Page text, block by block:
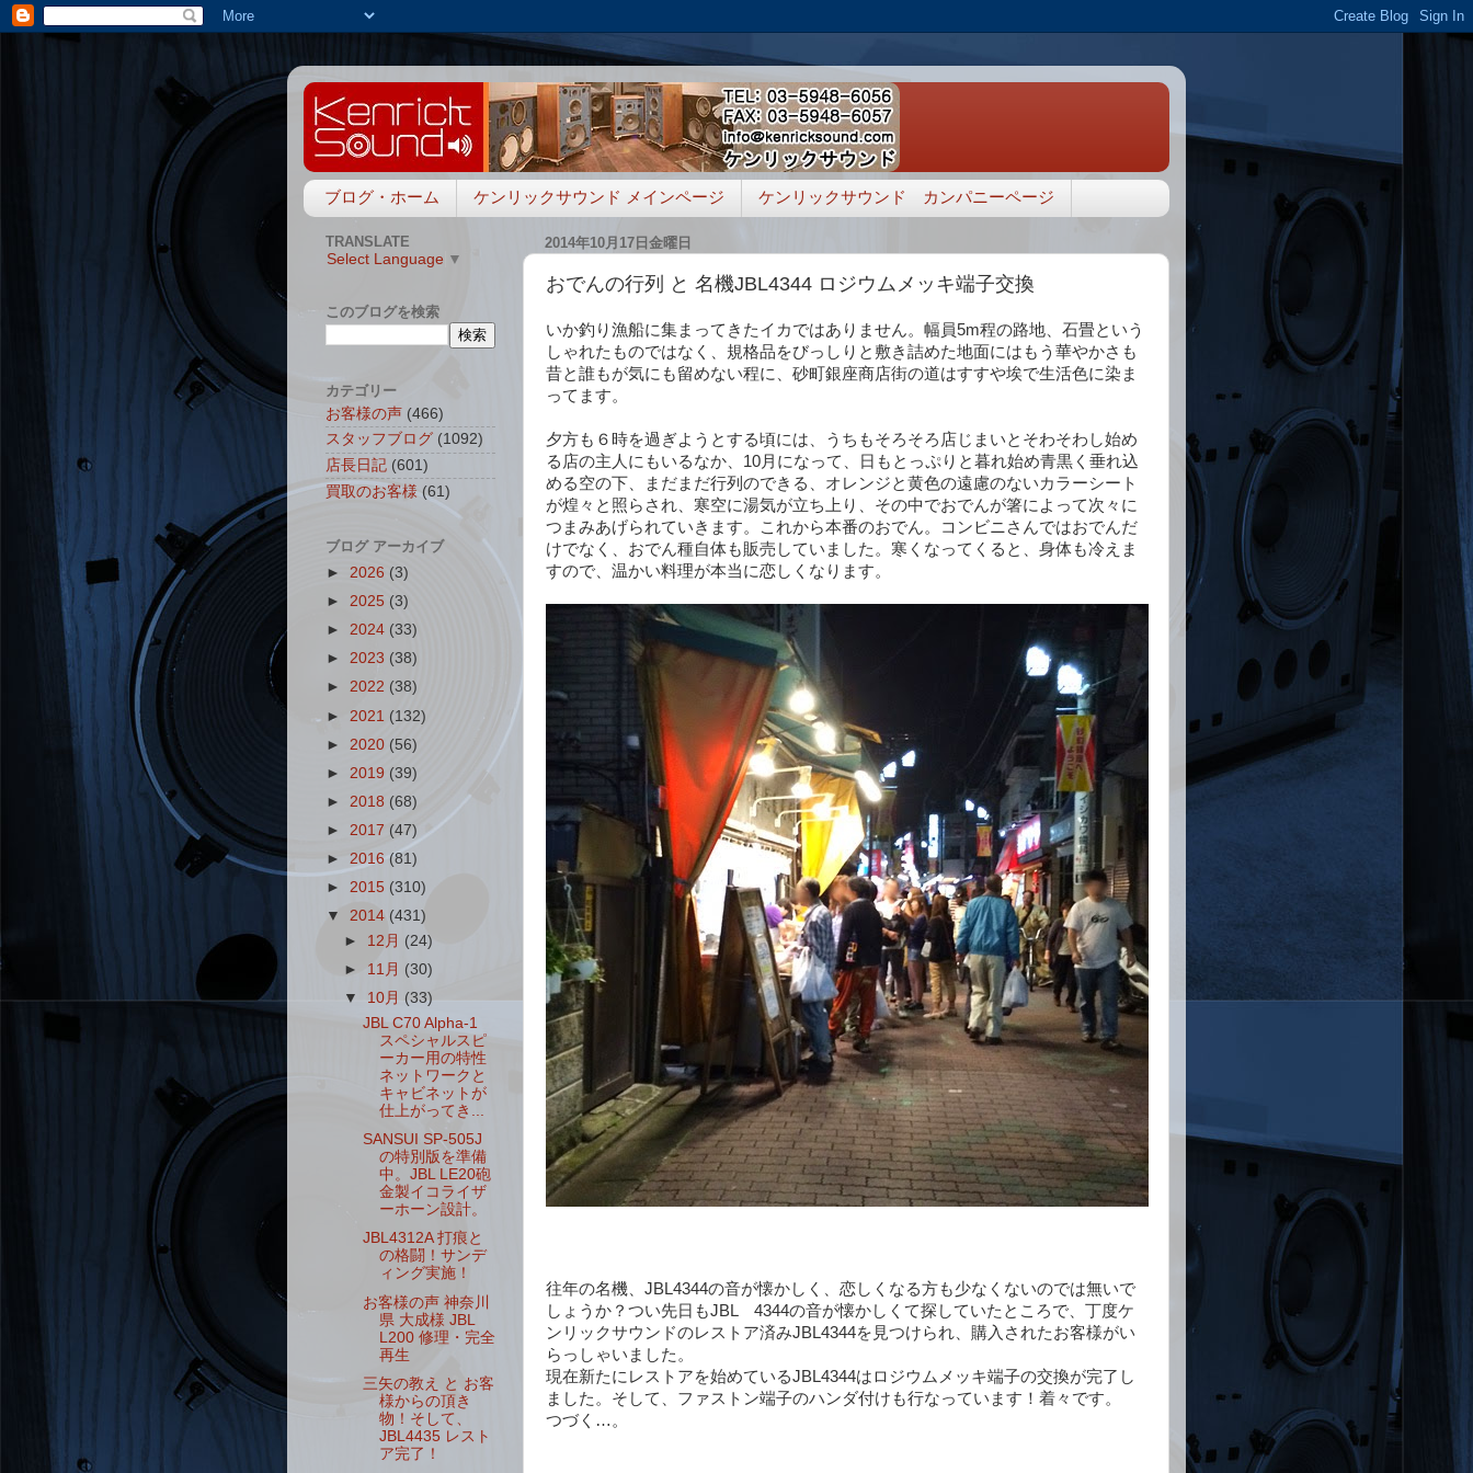
ブログ・ホーム ケンリックサウンド メインページ ケンリックサウンド カンパニーページ
2014年10月17日金曜日
おでんの行列 と 名機JBL4344 ロジウムメッキ端子交換
いか釣り漁船に集まってきたイカではありません。幅員5m程の路地、石畳という
しゃれたものではなく、規格品をびっしりと敷き詰めた地面にはもう華やかさも
昔と誰もが気にも留めない程に、砂町銀座商店街の道はすすや埃で生活色に染ま
ってます。
夕方も６時を過ぎようとする頃には、うちもそろそろ店じまいとそわそわし始め
る店の主人にもいるなか、10月になって、日もとっぷりと暮れ始め青黒く垂れ込
める空の下、まだまだ行列のできる、オレンジと黄色の遠慮のないカラーシート
が煌々と照らされ、寒空に湯気が立ち上り、その中でおでんが箸によって次々に
つまみあげられていきます。これから本番のおでん。コンビニさんではおでんだ
けでなく、おでん種自体も販売していました。寒くなってくると、身体も冷えま
すので、温かい料理が本当に恋しくなります。
往年の名機、JBL4344の音が懐かしく、恋しくなる方も少なくないのでは無いで
しょうか？つい先日もJBL 4344の音が懐かしくて探していたところで、丁度ケ
ンリックサウンドのレストア済みJBL4344を見つけられ、購入されたお客様がい
らっしゃいました。
現在新たにレストアを始めているJBL4344はロジウムメッキ端子の交換が完了し
ました。そして、ファストン端子のハンダ付けも行なっています！着々です。
つづく…。
TRANSLATE
Select Language ▼
このブログを検索
カテゴリー
お客様の声 (466)
スタッフブログ (1092)
店長日記 (601)
買取のお客様 (61)
ブログ アーカイブ
► 2026 (3)
► 2025 (3)
► 2024 (33)
► 2023 (38)
► 2022 (38)
► 2021 (132)
► 2020 (56)
► 2019 (39)
► 2018 (68)
► 2017 (47)
► 2016 (81)
► 2015 (310)
▼ 2014 (431)
► 12月 (24)
► 11月 (30)
▼ 10月(33)
JBL C70 Alpha-1
スペシャルスピ
ーカー用の特性
ネットワークと
キャビネットが
仕上がってき...
SANSUI SP-505J
の特別版を準備
中。JBL LE20砲
金製イコライザ
ーホーン設計。
JBL4312A 打痕と
の格闘！サンデ
ィング実施！
お客様の声 神奈川
県 大成様 JBL
L200 修理・完全
再生
三矢の教え と お客
様からの頂き
物！そして、
JBL4435 レスト
ア完了！